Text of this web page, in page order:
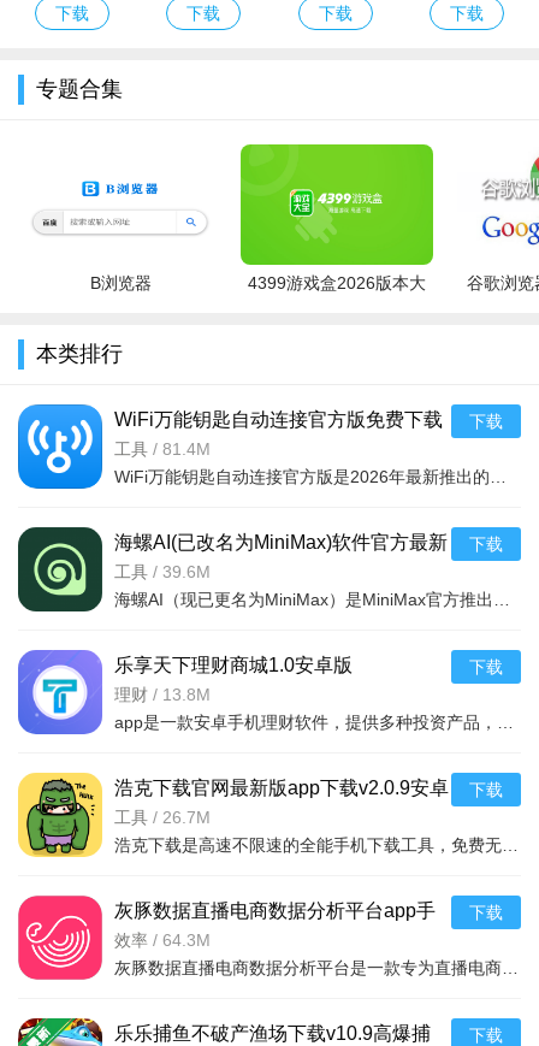
软件使用教程：
进入首页，点击底部中央“加号”图标，选择“创建游戏”;
选择模板，输入“游戏名”，点击“确定”进入编辑界面;
编辑游戏内容：
电商数据分析
版
下载 下载
APP
下载
下载官方最新
下载
专题合集
B浏览器
4399游戏盒2026版本大
谷歌浏览
本类排行
WiFi万能钥匙自动连接官方版免费下载
安装2026最新版本v5.2.26 2026手机版
工具 / 81.4M
下载
海螺AI(已改名为MiniMax)软件官方最新
手机版v4.16.0 2026手机版
工具 / 39.6M
下载
乐享天下理财商城1.0安卓版
理财 / 13.8M
下载
浩克下载官网最新版app下载v2.0.9安卓
版
工具 / 26.7M
下载
灰豚数据直播电商数据分析平台app手
机版v3.9.25 2026安卓版 直播电商数据
分析
效率 / 64.3M
下载
乐乐捕鱼不破产渔场下载v10.9高爆捕
下载